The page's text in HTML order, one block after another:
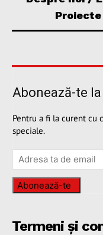
Abonează-te
Pentru a fi la curent cu
speciale.
Abonează-te
Termeni și